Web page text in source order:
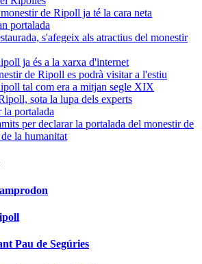
de Ripoll ja té la cara neta
portalada
s'afegeix als atractius del monestir
ja és a la xarxa d'internet
de Ripoll es podrà visitar a l'estiu
tal com era a mitjan segle XIX
sota la lupa dels experts
la portalada
per declarar la portalada del monestir de
la humanitat
Pau de Segúries